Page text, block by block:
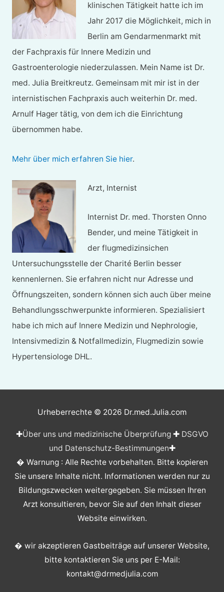
klinischen Tätigkeit hatte ich im
Jahr 2017 die Möglichkeit, mich in
Berlin am Gendarmenmarkt mit
der Fachpraxis für Innere Medizin und
Gastroenterologie niederzulassen. Mein Name ist Dr.
med. Julia Breitkreutz. Gemeinsam mit mir ist in der
internistischen Fachpraxis auch weiterhin Dr. med.
Arnulf Hager tätig, von dem ich die Einrichtung
übernommen habe.
Mehr über mich erfahren Sie hier.
Arzt, Internist
Internist Dr. med. Thorsten Onno
Bender, und meine Tätigkeit in
der flugmedizinsichen
Untersuchungsstelle der Charité Berlin besser
kennenlernen. Sie erfahren nicht nur Adresse und
Öffnungszeiten, sondern können sich auch über meine
Behandlungsschwerpunkte informieren. Spezialisiert
habe ich mich auf Innere Medizin und Nephrologie,
Intensivmedizin & Notfallmedizin, Flugmedizin sowie
Hypertensiologe DHL.
Urheberrechte © 2026 Dr.med.Julia.com
✚Über uns und medizinische Überprüfung✚ DSGVO
und Datenschutz-Bestimmungen✚
� Warnung : Alle Rechte vorbehalten. Bitte kopieren
Sie unsere Inhalte nicht. Informationen werden nur zu
Bildungszwecken weitergegeben. Sie müssen Ihren
Arzt konsultieren, bevor Sie auf den Inhalt dieser
Website einwirken.
� wir akzeptieren Gastbeiträge auf unserer Website,
bitte kontaktieren Sie uns per E-Mail:
kontakt@drmedjulia.com